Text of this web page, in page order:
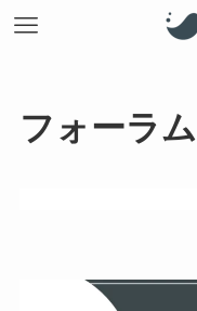
フォーラム